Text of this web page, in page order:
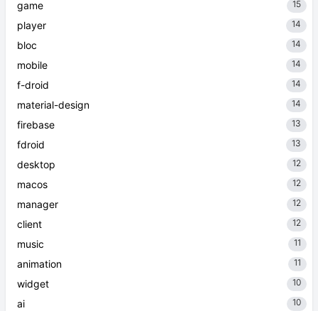
game 15
player 14
bloc 14
mobile 14
f-droid 14
material-design 14
firebase 13
fdroid 13
desktop 12
macos 12
manager 12
client 12
music 11
animation 11
widget 10
ai 10